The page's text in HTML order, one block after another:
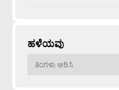
ಹಳೆಯವು
ಹಳೆಯವು